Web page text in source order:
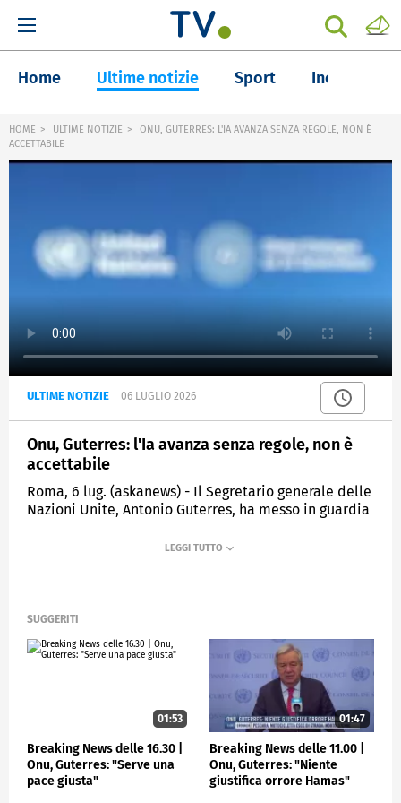
Home Ultime notizie Sport Inchieste
HOME ULTIME NOTIZIE
ONU, GUTERRES: L'IA AVANZA SENZA REGOLE, NON È
ACCETTABILE
ULTIME NOTIZIE 06 LUGLIO 2026
Onu, Guterres: l'Ia avanza senza regole, non è
accettabile
Roma, 6 lug. (askanews) - Il Segretario generale delle
Nazioni Unite, Antonio Guterres, ha messo in guardia
comunità internazionale di unirsi per una strategia
"L'intelligenza artificiale avanza a 'velocità
incontrollata' e sta già trasformando economie,
lavoro, elezioni e sicurezza, ma "viene dispiegata più
rapidamente di quanto governi, società e perfino chi
la costruisce riescano a gestirla".
"Sulle nostre società si sta conducendo un
esperimento, senza un piano e senza consenso.
Questo non è sostenibile. E non è accettabile", ha
affermato Guterres, sottolineando che per la prima
SUGGERITI
01:53
Breaking News delle 16.30 |
Onu, Guterres: "Serve una
pace giusta"
01:47
Breaking News delle 11.00 |
Onu, Guterres: "Niente
giustifica orrore Hamas"